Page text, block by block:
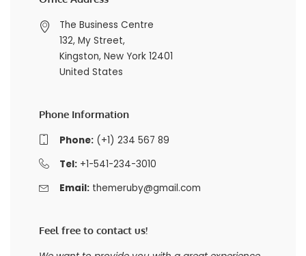
The Business Centre
132, My Street,
Kingston, New York 12401
United States
Phone Information
Phone:(+1) 234 567 89
Tel:+1-541-234-3010
Email: themeruby@gmail.com
Feel free to contact us!